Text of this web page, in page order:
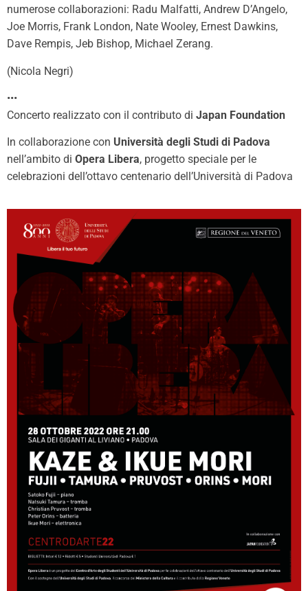
numerose collaborazioni: Radu Malfatti, Andrew D’Angelo,
Joe Morris, Frank London, Nate Wooley, Ernest Dawkins,
Dave Rempis, Jeb Bishop, Michael Zerang.
(Nicola Negri)
•••
Concerto realizzato con il contributo di Japan Foundation
In collaborazione con Università degli Studi di Padova
nell’ambito di Opera Libera, progetto speciale per le
celebrazioni dell’ottavo centenario dell’Università di Padova